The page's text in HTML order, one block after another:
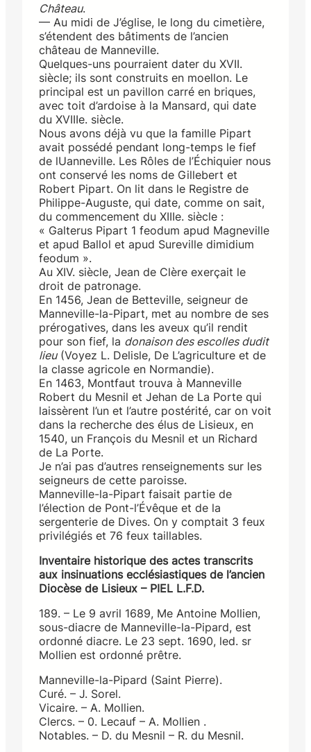
Château.
— Au midi de J’église, le long du cimetière,
s’étendent des bâtiments de l’ancien
château de Manneville.
Quelques-uns pourraient dater du XVII.
siècle; ils sont construits en moellon. Le
principal est un pavillon carré en briques,
avec toit d’ardoise à la Mansard, qui date
du XVIIIe. siècle.
Nous avons déjà vu que la famille Pipart
avait possédé pendant long-temps le fief
de lUanneville. Les Rôles de l’Échiquier nous
ont conservé les noms de Gillebert et
Robert Pipart. On lit dans le Registre de
Philippe-Auguste, qui date, comme on sait,
du commencement du XIIIe. siècle :
« Galterus Pipart 1 feodum apud Magneville
et apud Ballol et apud Sureville dimidium
feodum ».
Au XIV. siècle, Jean de Clère exerçait le
droit de patronage.
En 1456, Jean de Betteville, seigneur de
Manneville-la-Pipart, met au nombre de ses
prérogatives, dans les aveux qu’il rendit
pour son fief, la donaison des escolles dudit
lieu(Voyez L. Delisle, De L’agriculture et de
la classe agricole en Normandie).
En 1463, Montfaut trouva à Manneville
Robert du Mesnil et Jehan de La Porte qui
laissèrent l’un et l’autre postérité, car on voit
dans la recherche des élus de Lisieux, en
1540, un François du Mesnil et un Richard
de La Porte.
Je n’ai pas d’autres renseignements sur les
seigneurs de cette paroisse.
Manneville-la-Pipart faisait partie de
l’élection de Pont-l’Évêque et de la
sergenterie de Dives. On y comptait 3 feux
privilégiés et 76 feux taillables.
Inventaire historique des actes transcrits
aux insinuations ecclésiastiques de l’ancien
Diocèse de Lisieux – PIEL L.F.D.
189. – Le 9 avril 1689, Me Antoine Mollien,
sous-diacre de Manneville-la-Pipard, est
ordonné diacre. Le 23 sept. 1690, led. sr
Mollien est ordonné prêtre.
Manneville-la-Pipard (Saint Pierre).
Curé. – J. Sorel.
Vicaire. – A. Mollien.
Clercs. – 0. Lecauf – A. Mollien .
Notables. – D. du Mesnil – R. du Mesnil.